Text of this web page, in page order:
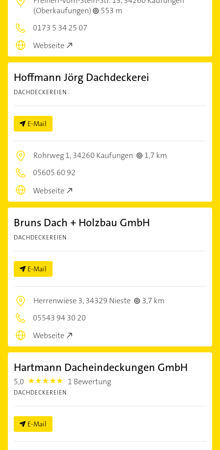
(Oberkaufungen)
553 m
0173 5 34 25 07
Webseite
Hoffmann Jörg Dachdeckerei
DACHDECKEREIEN
E-Mail
Rohrweg 1,34260 Kaufungen
1,7 km
05605 60 92
Webseite
Bruns Dach + Holzbau GmbH
DACHDECKEREIEN
E-Mail
Herrenwiese 3,34329 Nieste
3,7 km
05543 94 30 20
Webseite
Hartmann Dacheindeckungen GmbH
5,0 5.0 1 Bewertung
DACHDECKEREIEN
E-Mail